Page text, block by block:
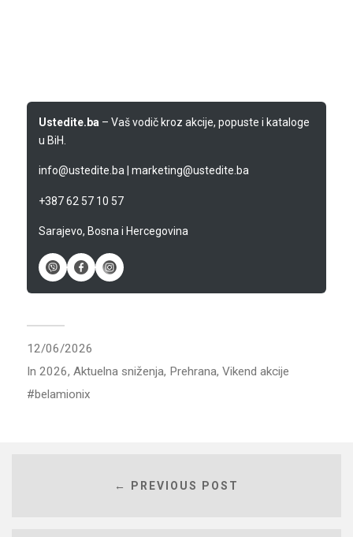
Ustedite.ba – Vaš vodič kroz akcije, popuste i kataloge
u BiH.
info@ustedite.ba| marketing@ustedite.ba
+387 62 57 10 57
Sarajevo, Bosna i Hercegovina
12/06/2026
In 2026, Aktuelna sniženja, Prehrana, Vikend akcije
belamionix
← PREVIOUS POST